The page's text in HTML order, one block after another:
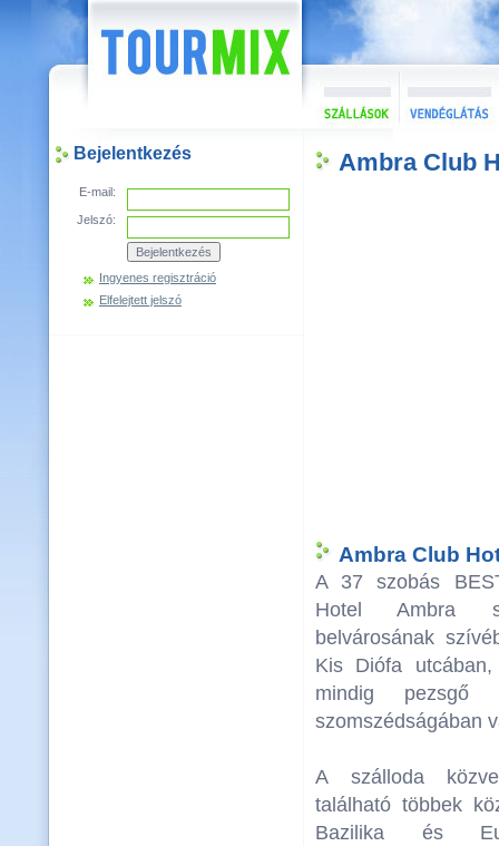
Bejelentkezés
E-mail:
Jelszó:
Ingyenes regisztráció
Elfelejtett jelszó
Ambra Club
Ambra Club
A 37 szobás
Hotel Ambra
belvárosának
Kis Diófa
mindig
szomszédságában
A szálloda
található többek
Bazilika és